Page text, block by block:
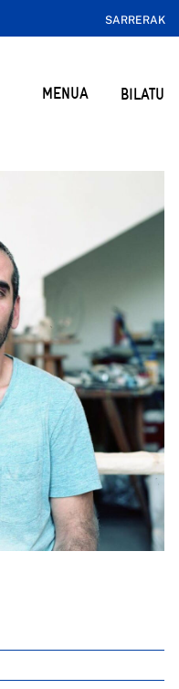
SARRERAK
MENUA BILATU